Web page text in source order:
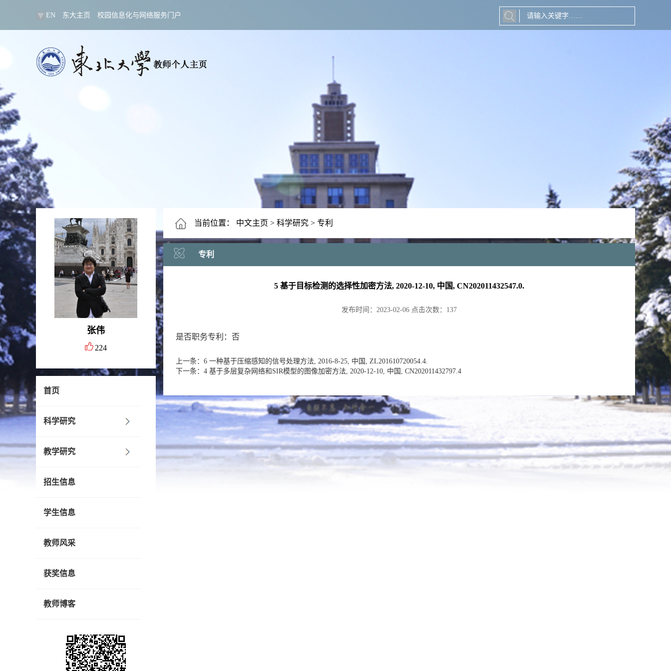
EN 东大主页 校园信息化与网络服务门户
张伟
224
首页
科学研究
教学研究
招生信息
学生信息
教师风采
获奖信息
教师博客
当前位置： 中文主页 > 科学研究 > 专利
专利
5 基于目标检测的选择性加密方法, 2020-12-10, 中国, CN202011432547.0.
发布时间： 2023-02-06 点击次数： 137
是否职务专利：否
上一条：6 一种基于压缩感知的信号处理方法, 2016-8-25, 中国, ZL201610720054.4.
下一条：4 基于多层复杂网络和SIR模型的图像加密方法, 2020-12-10, 中国, CN202011432797.4